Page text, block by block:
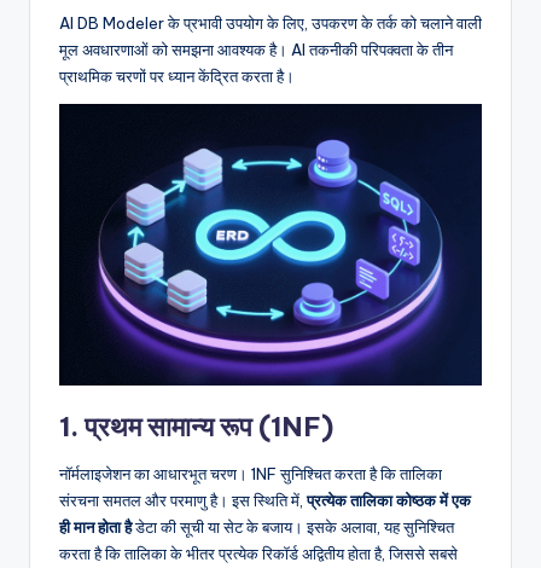
AI DB Modeler के प्रभावी उपयोग के लिए, उपकरण के तर्क को चलाने वाली
मूल अवधारणाओं को समझना आवश्यक है। AI तकनीकी परिपक्वता के तीन
प्राथमिक चरणों पर ध्यान केंद्रित करता है।
1. प्रथम सामान्य रूप (1NF)
नॉर्मलाइजेशन का आधारभूत चरण। 1NF सुनिश्चित करता है कि तालिका
संरचना समतल और परमाणु है। इस स्थिति में,प्रत्येक तालिका कोष्ठक में एक
ही मान होता हैडेटा की सूची या सेट के बजाय। इसके अलावा, यह सुनिश्चित
करता है कि तालिका के भीतर प्रत्येक रिकॉर्ड अद्वितीय होता है, जिससे सबसे